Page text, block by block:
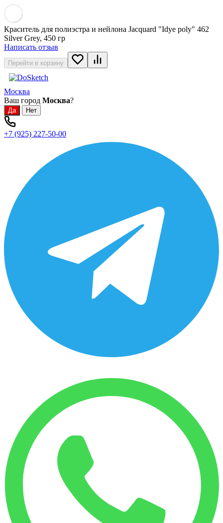
Краситель для полиэстра и нейлона Jacquard "Idye poly" 462
Silver Grey, 450 гр
Написать отзыв
Перейти в корзину
Москва
Ваш город Москва?
+7 (925) 227-50-00